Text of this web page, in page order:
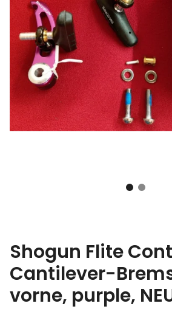
Shogun Flite
Cantilever-
vorne, purple,